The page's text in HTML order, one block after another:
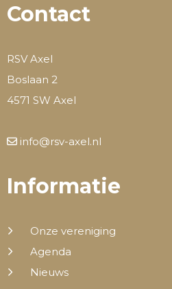
Contact
RSV Axel
Boslaan 2
4571 SW Axel
info@rsv-axel.nl
Informatie
Onze vereniging
Agenda
Nieuws